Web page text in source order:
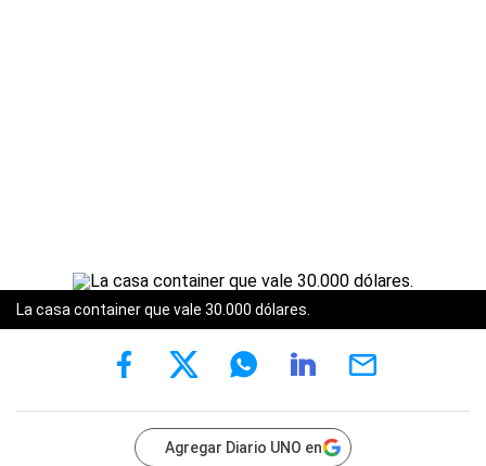
La casa container que vale 30.000 dólares.
Agregar Diario UNO en